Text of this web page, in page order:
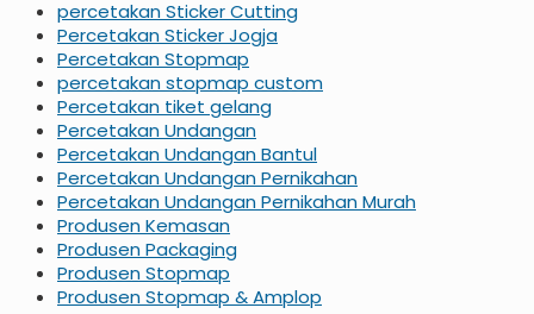
percetakan Sticker Cutting
Percetakan Sticker Jogja
Percetakan Stopmap
percetakan stopmap custom
Percetakan tiket gelang
Percetakan Undangan
Percetakan Undangan Bantul
Percetakan Undangan Pernikahan
Percetakan Undangan Pernikahan Murah
Produsen Kemasan
Produsen Packaging
Produsen Stopmap
Produsen Stopmap & Amplop